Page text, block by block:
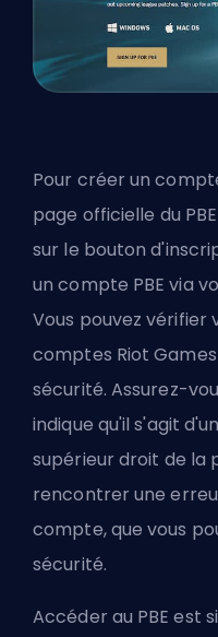
Pour créer un
page officielle du
sur le bouton
un compte PBE via
Vous pouvez vérifier
comptes Riot
sécurité. Assurez-
indique qu'il s'agit
supérieur droit de la
rencontrer une
compte, que vous
sécurité.
Accéder au PBE est